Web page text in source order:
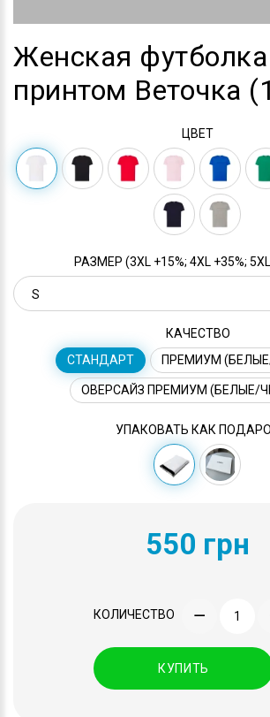
Женская
принтом Веточка
ЦВЕТ
РАЗМЕР (3XL +15%; 4XL +35%;
КАЧЕСТВО
СТАНДАРТ
ПРЕМИУМ
ОВЕРСАЙЗ ПРЕМИУМ (БЕЛЫЕ/
УПАКОВАТЬ КАК
550 грн
КОЛИЧЕСТВО
КУПИТЬ